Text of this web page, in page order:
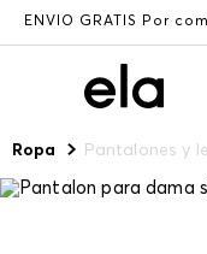
ENVÍO GRATIS Por
Ropa Pantalones y